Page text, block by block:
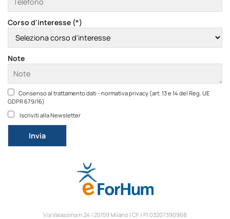
Corso d'interesse (*)
Note
Consenso al trattamento dati - normativa privacy (art. 13 e 14 del Reg. UE
GDPR 679/16)
Iscriviti alla Newsletter
Via Valassina n.24 | 20159 Milano | CF / PI 03207390968